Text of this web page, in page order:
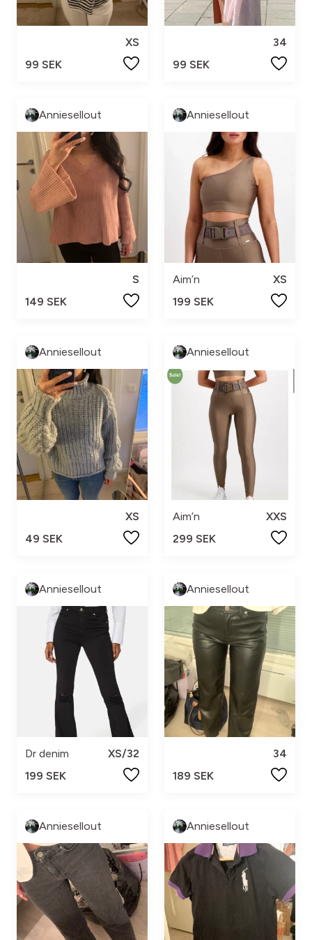
XS
99 SEK
34
99 SEK
Anniesellout
S
149 SEK
Anniesellout
Aim’n
XS
199 SEK
Anniesellout
XS
49 SEK
Anniesellout
Aim’n
XXS
299 SEK
Anniesellout
Dr denim
XS/32
199 SEK
Anniesellout
34
189 SEK
Anniesellout Anniesellout